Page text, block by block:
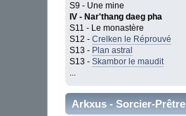
S9 - Une mine
IV - Nar'thang daeg pha
S11 - Le monastère
S12 -Crelken le Réprouvé
S13 - Plan astral
S13 -Skambor le maudit
...
Arkxus - Sorcier-Prêtre